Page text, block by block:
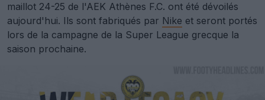
maillot 24-25 de l'AEK Athènes F.C. ont été dévoilés
aujourd'hui. Ils sont fabriqués par Nike et seront portés
lors de la campagne de la Super League grecque la
saison prochaine.